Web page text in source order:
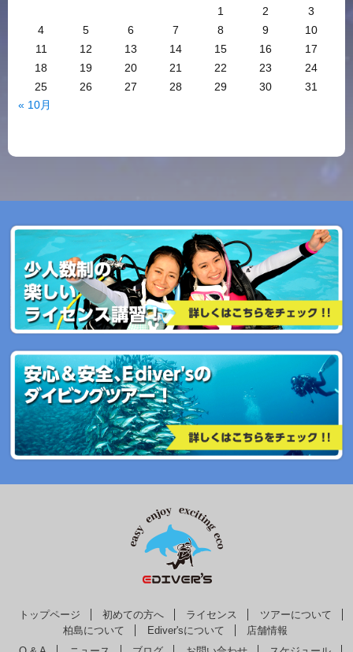
1
2
3
4
5 6 7 8 9
10
11
12 13 14 15 16
17
18
19 20 21 22 23
24
25
26 27 28 29 30
31
« 10月
トップページ 初めての方へ ライセンス
ツアーについて
柏島について
Ediver'sについて
店舗情報